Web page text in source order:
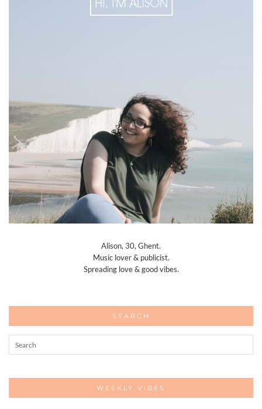
Alison, 30, Ghent.
Music lover & publicist.
Spreading love & good vibes.
SEARCH
WEEKLY VIBES